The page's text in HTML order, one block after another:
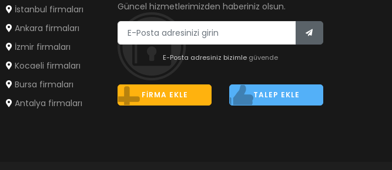
İstanbul firmaları
Ankara firmaları
İzmir firmaları
Kocaeli firmaları
Bursa firmaları
Antalya firmaları
Güncel hizmetlerimizden haberiniz olsun.
E-Posta adresiniz bizimle güvende
FIRMA EKLE TALEP EKLE